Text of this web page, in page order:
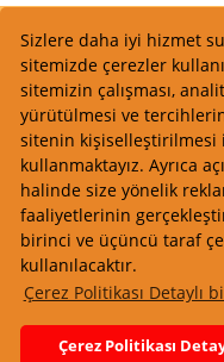
Sizlere daha iyi hizmet
sitemizde çerezler
sitemizin çalışması,
yürütülmesi ve
sitenin kişiselleştirilmesi
kullanmaktayız. Ayrıca
halinde size yönelik
faaliyetlerinin
birinci ve üçüncü taraf
kullanılacaktır.
Çerez Politikası Detaylı
Çerez Politikası
Start Elektronik
Resimler Yazılar ve İçeriklerin
Kredi kartı bilgileriniz